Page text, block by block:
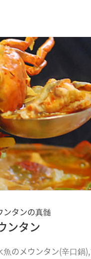
ンタンの真髄
ンタン